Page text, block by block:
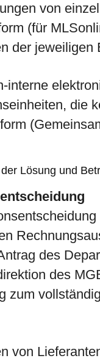
von
(für
der jeweiligen
interne
die
Lösung und
des
des
zum
von